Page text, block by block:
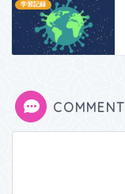
学習記録
COMMENT